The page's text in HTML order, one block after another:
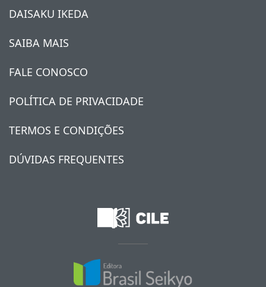
DAISAKU IKEDA
SAIBA MAIS
FALE CONOSCO
POLÍTICA DE PRIVACIDADE
TERMOS E CONDIÇÕES
DÚVIDAS FREQUENTES